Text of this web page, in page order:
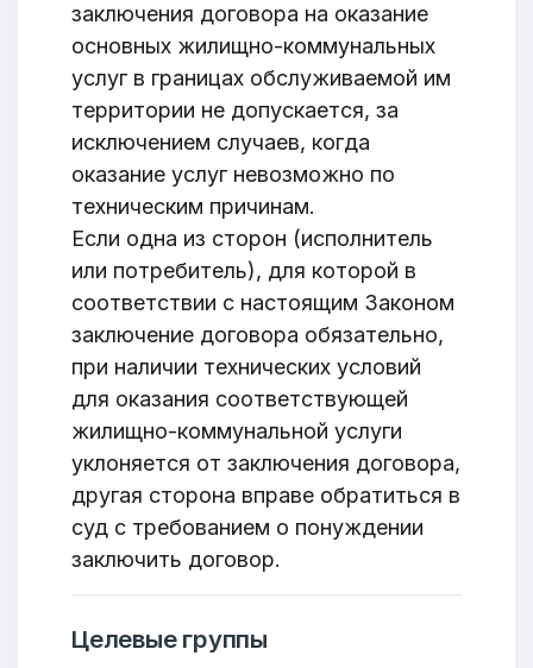
Добро пожаловать
Бюро социальной информации
Email: pr@basw-ngo.by
Тел./Факс:+375 (17) 235-04-48
Подпишитесь:
заключения договора на оказание
основных жилищно-коммунальных
услуг в границах обслуживаемой им
территории не допускается, за
исключением случаев, когда
оказание услуг невозможно по
техническим причинам.
Если одна из сторон (исполнитель
или потребитель), для которой в
соответствии с настоящим Законом
заключение договора обязательно,
при наличии технических условий
для оказания соответствующей
жилищно-коммунальной услуги
уклоняется от заключения договора,
другая сторона вправе обратиться в
суд с требованием о понуждении
заключить договор.
Целевые группы